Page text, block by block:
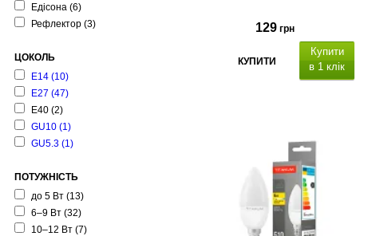
Едісона (6)
Рефлектор (3)
ЦОКОЛЬ
Е14 (10)
Е27 (47)
Е40 (2)
GU10 (1)
GU5.3 (1)
ПОТУЖНІСТЬ
до 5 Вт (13)
6–9 Вт (32)
10–12 Вт (7)
129 грн
КУПИТИ
Купити
в 1 клік